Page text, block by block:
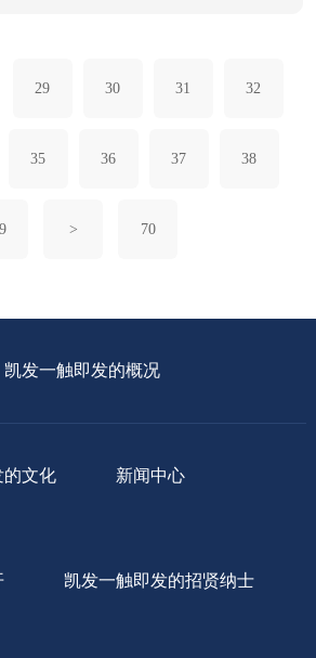
29 30 31 32
35 36 37 38
> 70
凯发一触即发的概况
的文化 新闻中心
凯发一触即发的招贤纳士